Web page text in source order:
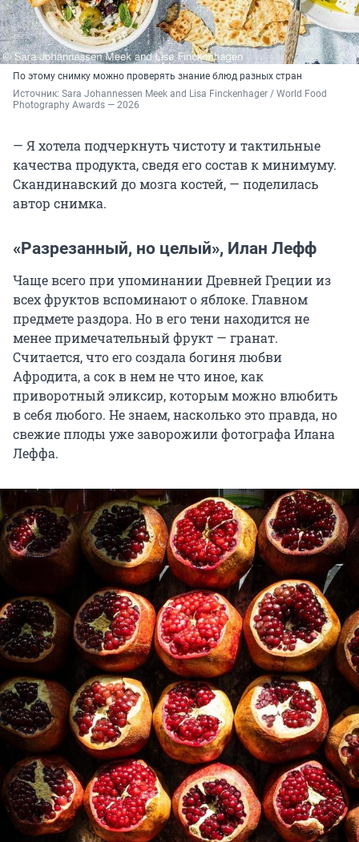
По этому снимку можно проверять знание блюд разных стран
Источник: Sara Johannessen Meek and Lisa Finckenhager / World Food
Photography Awards — 2026
— Я хотела подчеркнуть чистоту и тактильные
качества продукта, сведя его состав к минимуму.
Скандинавский до мозга костей, — поделилась
автор снимка.
«Разрезанный, но целый», Илан Лефф
Чаще всего при упоминании Древней Греции из
всех фруктов вспоминают о яблоке. Главном
предмете раздора. Но в его тени находится не
менее примечательный фрукт — гранат.
Считается, что его создала богиня любви
Афродита, а сок в нем не что иное, как
приворотный эликсир, которым можно влюбить
в себя любого. Не знаем, насколько это правда, но
свежие плоды уже заворожили фотографа Илана
Леффа.